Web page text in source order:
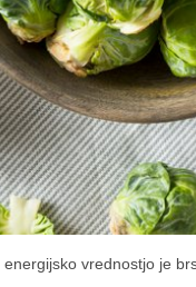
vrednostjo je